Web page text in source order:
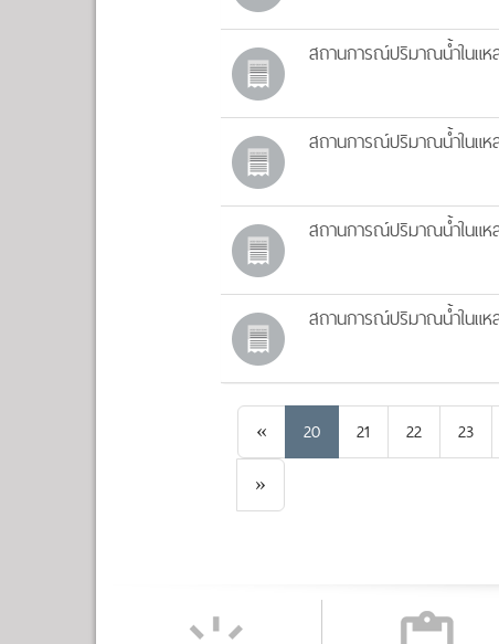
สถานการณ์ปริมาณน้ำในแห
สถานการณ์ปริมาณน้ำในแห
สถานการณ์ปริมาณน้ำในแห
สถานการณ์ปริมาณน้ำในแห
«Previous
20 21 22 23
»Next